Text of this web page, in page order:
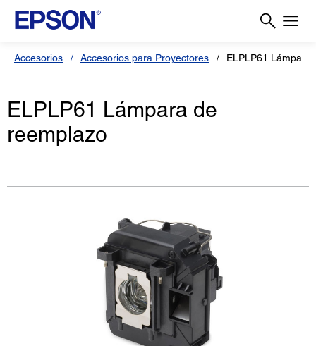
Accesorios Accesorios para Proyectores ELPLP61 Lámpara
ELPLP61 Lámpara de
reemplazo